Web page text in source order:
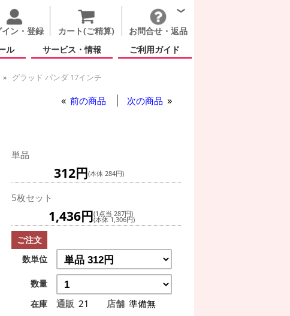
イン・登録 カート(ご精算)
お問合せ・返品
ル サービス・情報 ご利用ガイド
グラッド パンダ 17インチ
前の商品 次の商品
単品
312円(本体 284円)
5枚セット
1,436円(1点当 287円)
(本体 1,306円)
ご注文
数単位
数量
在庫
通販 21 店舗 準備無